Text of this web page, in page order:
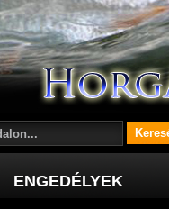
ENGEDÉLYEK